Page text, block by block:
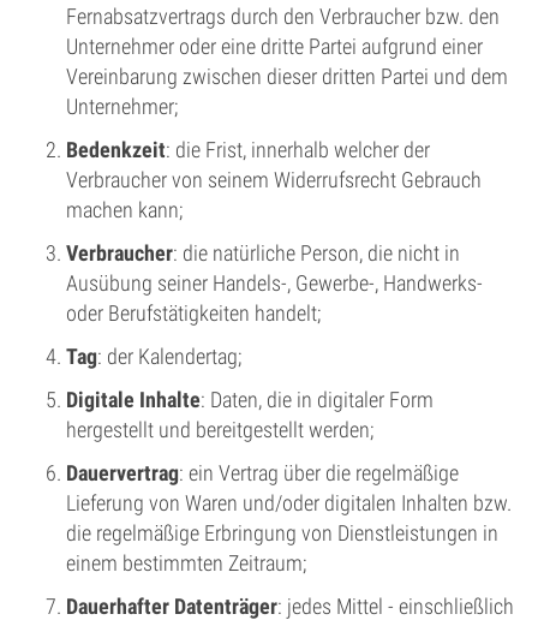
Fernabsatzvertrags durch den Verbraucher bzw. den
Unternehmer oder eine dritte Partei aufgrund einer
Vereinbarung zwischen dieser dritten Partei und dem
Unternehmer;
Bedenkzeit: die Frist, innerhalb welcher der
Verbraucher von seinem Widerrufsrecht Gebrauch
machen kann;
Verbraucher: die natürliche Person, die nicht in
Ausübung seiner Handels-, Gewerbe-, Handwerks-
oder Berufstätigkeiten handelt;
Tag: der Kalendertag;
Digitale Inhalte: Daten, die in digitaler Form
hergestellt und bereitgestellt werden;
Dauervertrag: ein Vertrag über die regelmäßige
Lieferung von Waren und/oder digitalen Inhalten bzw.
die regelmäßige Erbringung von Dienstleistungen in
einem bestimmten Zeitraum;
Dauerhafter Datenträger: jedes Mittel - einschließlich